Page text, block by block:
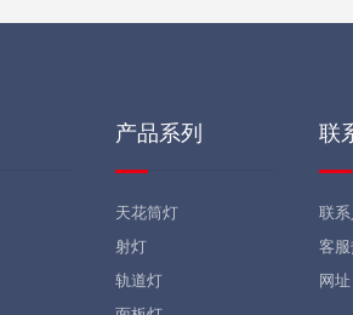
产品系列
天花筒灯
射灯
轨道灯
联
联
客
网